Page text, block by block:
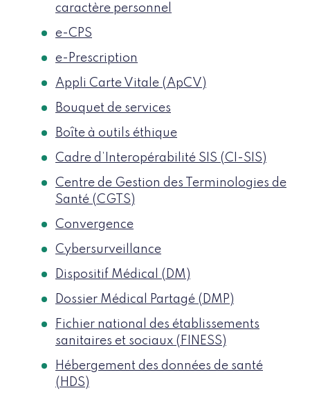
caractère personnel
e-CPS
e-Prescription
Appli Carte Vitale (ApCV)
Bouquet de services
Boîte à outils éthique
Cadre d’Interopérabilité SIS (CI-SIS)
Centre de Gestion des Terminologies de
Santé (CGTS)
Convergence
Cybersurveillance
Dispositif Médical (DM)
Dossier Médical Partagé (DMP)
Fichier national des établissements
sanitaires et sociaux (FINESS)
Hébergement des données de santé
(HDS)